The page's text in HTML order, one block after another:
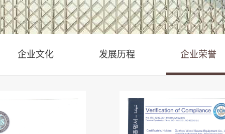
企业文化 发展历程 企业荣誉